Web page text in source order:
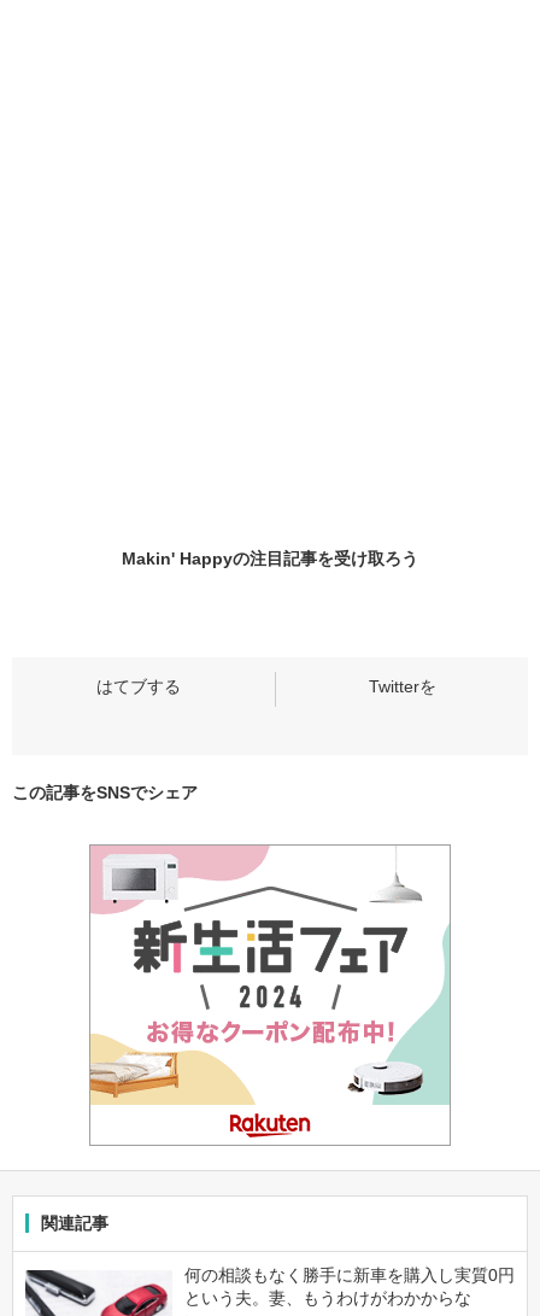
Makin' Happyの注目記事を受け取ろう
この記事をSNSでシェア
関連記事
何の相談もなく勝手に新車を購入し実質0円
という夫。妻、もうわけがわかからな